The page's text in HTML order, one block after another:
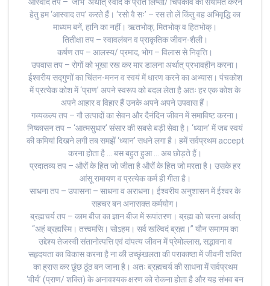
हेतु हम ‘आस्वाद तप’ करते हैं। ‘रसो वै सः’ – रस तो लें किंतु वह अभिवृद्धि का
माध्यम बनें, हानि का नहीं। ऋतभोक्, मितभोक् व हितभोक्।
तितीक्षा तप – स्वावलंबन व प्राकृतिक जीवन-शैली।
कर्षण तप – आलस्य/ प्रमाद, भोग – विलास से निवृत्ति।
उपवास तप – रोगों को भूखा रख कर मार डालना अर्थात् प्रभावहीन करना।
ईश्वरीय सद्गुणों का चिंतन-मनन व स्वयं में धारण करने का अभ्यास। पंचकोश
में प्रत्येक कोश में ‘प्राण’ अपने स्वरूप को बदल लेता है अतः हर एक कोश के
अपने आहार व विहार हैं उनके अपने अपने उपवास हैं।
गव्यकल्प तप – गौ उत्पादों का सेवन और दैनंदिन जीवन में समाविष्ट करना।
निष्कासन तप – ‘आत्मसुधार’ संसार की सबसे बड़ी सेवा है। ‘ध्यान’ में जब स्वयं
की कमियां दिखने लगी तब समझें ‘ध्यान’ सधने लगा है। हमें सर्वप्रथम accept
करना होता है … बस बहुत हुआ … अब छोड़ते हैं।
प्रदातव्य तप – औरों के हित जो जीता है औरों के हित जो मरता है। उसके हर
आंसू रामायण व प्रत्येक कर्म ही गीता है।
साधना तप – उपासना – साधना व अराधना। ईश्वरीय अनुशासन में ईश्वर के
सहचर बन अनासक्त कर्मयोग।
ब्रह्मचर्य तप – काम बीज का ज्ञान बीज में रूपांतरण। ब्रह्म को चरना अर्थात्
“अहं ब्रह्मस्मि। तत्त्वमसि। सोऽहम। सर्व खल्विदं ब्रह्म।” यौन समागम का
उद्देश्य तेजस्वी संतानोत्पत्ति एवं दांपत्य जीवन में प्रेमोल्लास, सद्भावना व
सहृदयता का विकास करना है ना की उच्छृंखलता की पराकाष्ठा में जीवनी शक्ति
का ह्रास कर छूंछ ठूंठ बन जाना है। अतः ब्रह्मचर्य की साधना में सर्वप्रथम
‘वीर्य’ (प्राण/ शक्ति) के अनावश्यक क्षरण को रोकना होता है और यह संभव बन